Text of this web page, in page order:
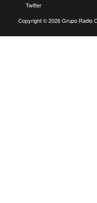
Twitter
Copyright ©2026 Grupo Radio